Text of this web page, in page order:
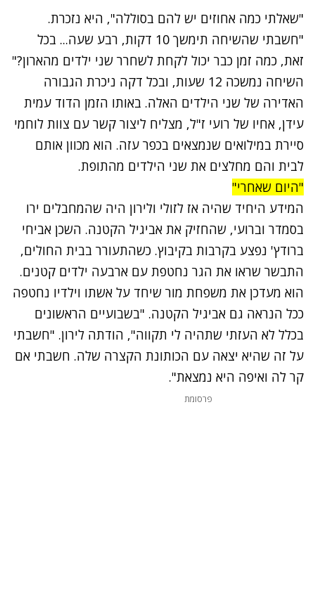
"שאלתי כמה אחוזים יש להם בסוללה", היא נזכרת.
"חשבתי שהשיחה תימשך 10 דקות, רבע שעה... בכל
זאת, כמה זמן כבר יכול לקחת לשחרר שני ילדים מהארון?"
השיחה נמשכה 12 שעות, ובכל דקה ניכרת הגבורה
האדירה של שני הילדים האלה. באותו הזמן הדוד עמית
עידן, אחיו של רועי ז"ל, מצליח ליצור קשר עם צוות לוחמי
סיירת במילואים שנמצאים בכפר עזה. הוא מכוון אותם
לבית והם מחלצים את שני הילדים מהתופת.
"היום שאחרי"
המידע היחיד שהיה אז לזולי ולירון היה שהמחבלים ירו
בסמדר וברועי, שהחזיק את אביגיל הקטנה. השכן אביחי
ברודץ' נפצע בקרבות בקיבוץ. כשהתעורר בבית החולים,
התבשר שראו את הגר נחטפת עם ארבעה ילדים קטנים.
הוא מעדכן את משפחת מור שיחד על אשתו וילדיו נחטפה
ככל הנראה גם אביגיל הקטנה. "בשבועיים הראשונים
בכלל לא העזתי שתהיה לי תקווה", הודתה לירון. "חשבתי
על זה שהיא יצאה עם הכותונת הקצרה שלה. חשבתי אם
קר לה ואיפה היא נמצאת".
פרסומת